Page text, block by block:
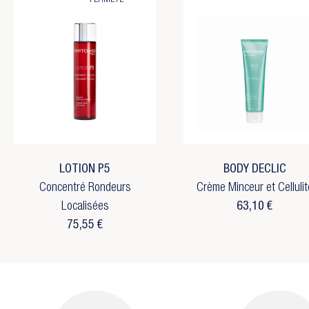
LOTION P5
Concentré Rondeurs
Localisées
75,55 €
BODY DECLIC
Crème Minceur et
63,10 €